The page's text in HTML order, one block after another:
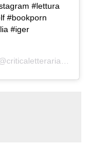
#lettura
#bookporn
#iger
in data: